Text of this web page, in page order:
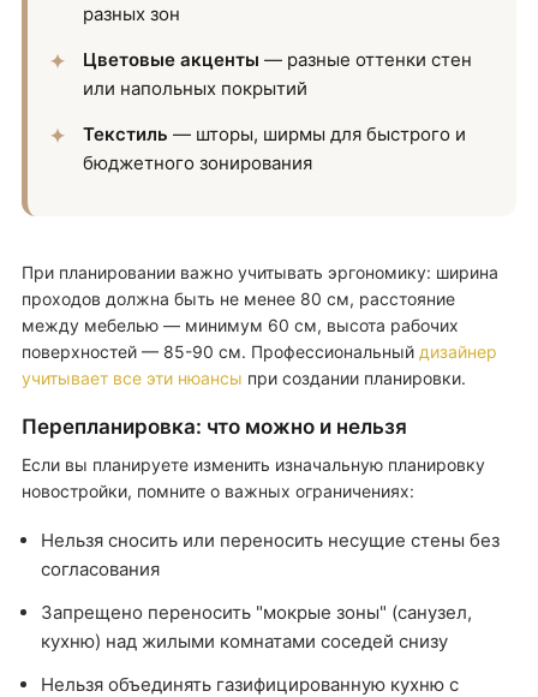
разных зон
Цветовые акценты — разные оттенки стен
или напольных покрытий
Текстиль — шторы, ширмы для быстрого и
бюджетного зонирования
При планировании важно учитывать эргономику: ширина
проходов должна быть не менее 80 см, расстояние
между мебелью — минимум 60 см, высота рабочих
поверхностей — 85-90 см. Профессиональный дизайнер
учитывает все эти нюансы при создании планировки.
Перепланировка: что можно и нельзя
Если вы планируете изменить изначальную планировку
новостройки, помните о важных ограничениях:
Нельзя сносить или переносить несущие стены без
согласования
Запрещено переносить "мокрые зоны" (санузел,
кухню) над жилыми комнатами соседей снизу
Нельзя объединять газифицированную кухню с